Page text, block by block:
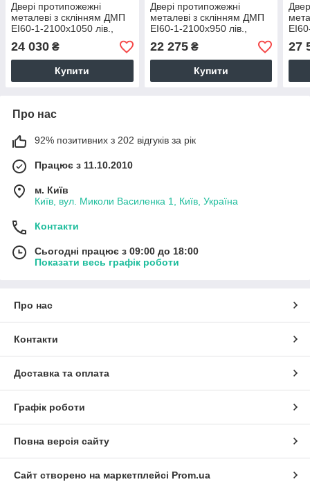
Двері протипожежні
металеві з склінням ДМП
ЕІ60-1-2100х1050 лів.,
ЄвроСтандарт
24 030 ₴
Купити
Двері протипожежні
металеві з склінням ДМП
ЕІ60-1-2100х950 лів.,
ЄвроСтандарт
22 275₴
Купити
27
Про нас
92% позитивних з 202 відгуків за рік
Працює з 11.10.2010
м. Київ
Київ, вул. Миколи Василенка 1, Київ, Україна
Контакти
Сьогодні працює з 09:00 до 18:00
Показати весь графік роботи
Про нас
Контакти
Доставка та оплата
Графік роботи
Повна версія сайту
Сайт створено на маркетплейсі Prom.ua